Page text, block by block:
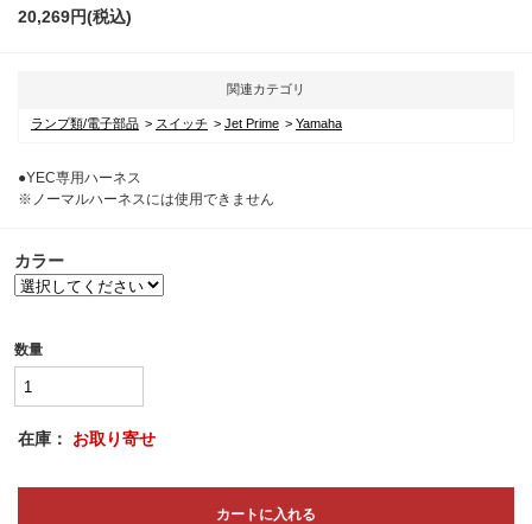
20,269円(税込)
関連カテゴリ
ランプ類/電子部品 スイッチ Jet Prime Yamaha
●YEC専用ハーネス
※ノーマルハーネスには使用できません
カラー
数量
在庫： お取り寄せ
カートに入れる